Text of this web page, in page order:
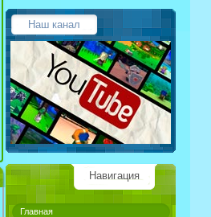
Наш канал
Навигация
Главная